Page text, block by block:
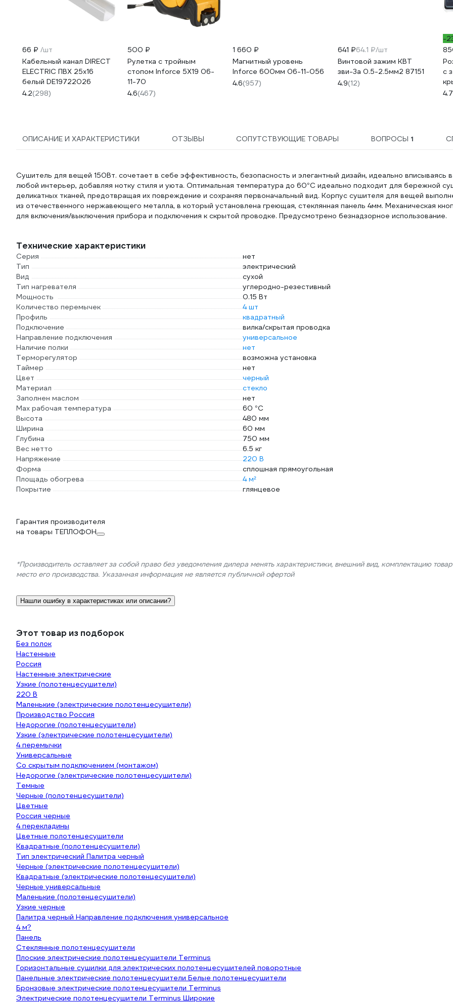
66 ₽ /шт
Кабельный канал DIRECT
ELECTRIC ПВХ 25x16
белый DE19722026
4.2(298)
500 ₽
Рулетка с тройным
стопом Inforce 5Х19 06-
11-70
4.6(467)
1 660 ₽
Магнитный уровень
Inforce 600мм 06-11-056
4.6(957)
641 ₽64.1 ₽/шт
Винтовой зажим КВТ
зви-3а 0.5-2.5мм2 87151
4.9(12)
-
с
4.7
ОПИСАНИЕ И ХАРАКТЕРИСТИКИ ОТЗЫВЫ СОПУТСТВУЮЩИЕ ТОВАРЫ ВОПРОСЫ 1
Сушитель для вещей 150Вт. сочетает в себе эффективность, безопасность и элегантный дизайн, идеально вписываясь в
любой интерьер, добавляя нотку стиля и уюта. Оптимальная температура до 60°C идеально подходит для бережной
деликатных тканей, предотвращая их повреждение и сохраняя первоначальный вид. Корпус сушителя для вещей
из отечественного нержавеющего металла, в который установлена греющая, стеклянная панель 4мм. Механическая
для включения/выключения прибора и подключения к скрытой проводке. Предусмотрено безнадзорное использование.
Технические характеристики
Серия
нет
Тип
электрический
Вид
сухой
Тип нагревателя
углеродно-резестивный
Мощность
0.15 Вт
Количество перемычек
4 шт
Профиль
квадратный
Подключение
вилка/скрытая проводка
Направление подключения
универсальное
Наличие полки
нет
Терморегулятор
возможна установка
Таймер
нет
Цвет
черный
Материал
стекло
Заполнен маслом
нет
Max рабочая температура
60 °С
Высота
480 мм
Ширина
60 мм
Глубина
750 мм
Вес нетто
6.5 кг
Напряжение
220 В
Форма
сплошная прямоугольная
Площадь обогрева
4 м²
Покрытие
глянцевое
Гарантия производителя
на товары ТЕПЛОФОН
*Производитель оставляет за собой право без уведомления дилера менять характеристики, внешний вид, комплектацию
место его производства. Указанная информация не является публичной офертой
Нашли ошибку в характеристиках или описании?
Этот товар из подборок
Без полок
Настенные
Россия
Настенные электрические
Узкие (полотенцесушители)
220 В
Маленькие (электрические полотенцесушители)
Производство Россия
Недорогие (полотенцесушители)
Узкие (электрические полотенцесушители)
4 перемычки
Универсальные
Со скрытым подключением (монтажом)
Недорогие (электрические полотенцесушители)
Темные
Черные (полотенцесушители)
Цветные
Россия черные
4 перекладины
Цветные полотенцесушители
Квадратные (полотенцесушители)
Тип электрический Палитра черный
Черные (электрические полотенцесушители)
Квадратные (электрические полотенцесушители)
Черные универсальные
Маленькие (полотенцесушители)
Узкие черные
Палитра черный Направление подключения универсальное
4 м?
Панель
Стеклянные полотенцесушители
Плоские электрические полотенцесушители Terminus
Горизонтальные сушилки для электрических полотенцесушителей поворотные
Панельные электрические полотенцесушители Белые полотенцесушители
Бронзовые электрические полотенцесушители Terminus
Электрические полотенцесушители Terminus Широкие